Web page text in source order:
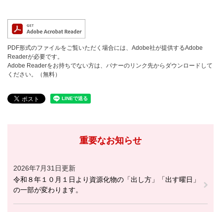
PDF形式のファイルをご覧いただく場合には、Adobe社が提供するAdobe
Readerが必要です。
Adobe Readerをお持ちでない方は、バナーのリンク先からダウンロードして
ください。（無料）
重要なお知らせ
2026年7月31日更新
令和８年１０月１日より資源化物の「出し方」「出す曜日」
の一部が変わります。